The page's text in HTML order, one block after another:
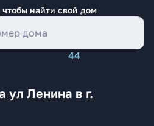
чтобы найти свой дом
44
ул Ленина в г.